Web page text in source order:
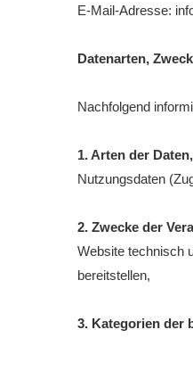
E-Mail-Adresse:
Datenarten,
Nachfolgend
1. Arten der
Nutzungsdaten
2. Zwecke der
Website technisch
bereitstellen,
3. Kategorien der